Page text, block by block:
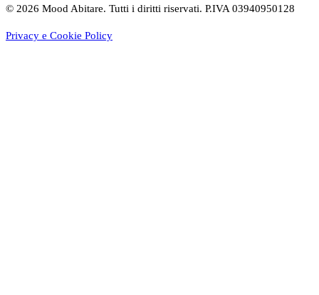
© 2026 Mood Abitare. Tutti i diritti riservati. P.IVA 03940950128
Privacy e Cookie Policy